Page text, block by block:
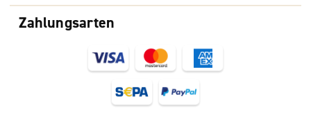
Zahlungsarten